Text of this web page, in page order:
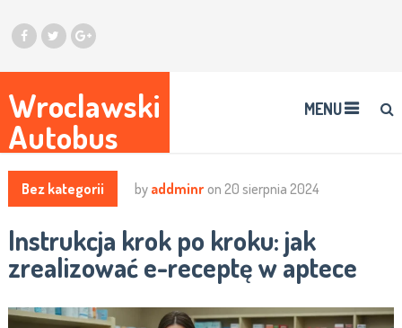
Wroclawski
Autobus
MENU
Bez kategorii by addminr on 20 sierpnia 2024
Instrukcja krok po kroku: jak
zrealizować e-receptę w aptece